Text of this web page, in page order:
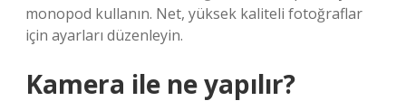
monopod kullanın. Net, yüksek kaliteli fotoğraflar
için ayarları düzenleyin.
Kamera ile ne yapılır?